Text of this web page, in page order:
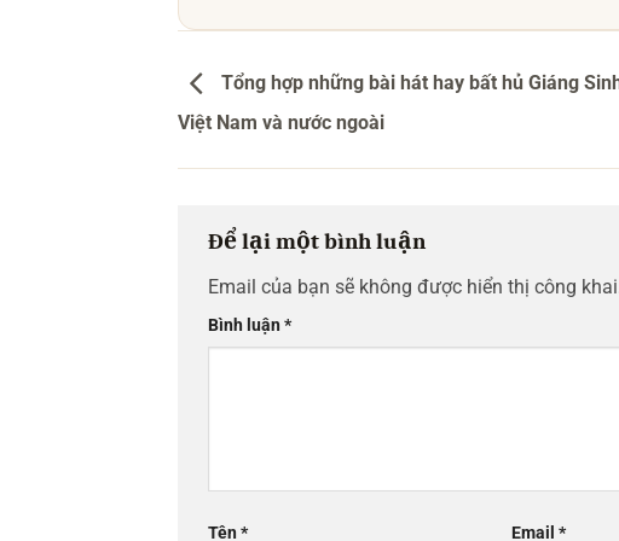
Tổng hợp những bài hát hay bất hủ Giáng
Việt Nam và nước ngoài
Để lại một bình luận
Email của bạn sẽ không được hiển thị công
Bình luận*
Tên* Email *